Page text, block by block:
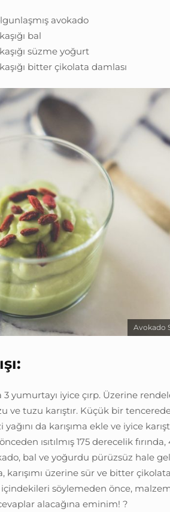
avokado
bal
süzme yoğurt
bitter çikolata damlası
Avokado
yumurtayı iyice çırp. Üzerine
ve tuzu karıştır. Küçük bir
da karışıma ekle ve iyice
ısıtılmış 175 derecelik
bal ve yoğurdu pürüzsüz hale
karışımı üzerine sür ve bitter
söylemeden önce,
alacağına eminim! ?